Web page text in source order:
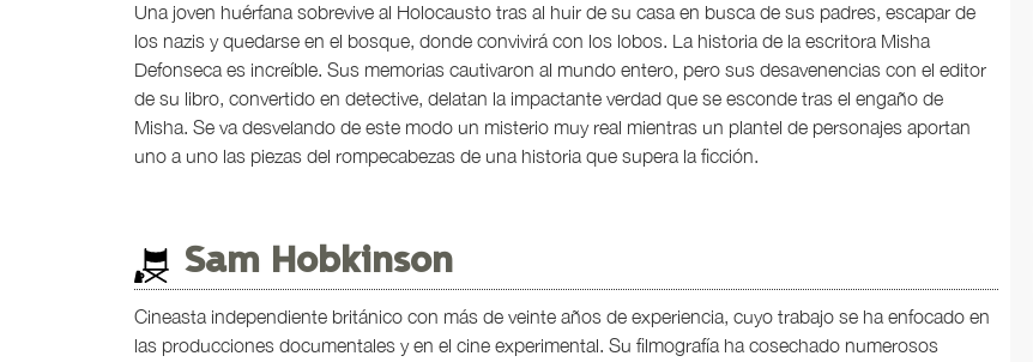
Una joven huérfana sobrevive al Holocausto tras al huir de su casa en busca de sus padres, escapar de
los nazis y quedarse en el bosque, donde convivirá con los lobos. La historia de la escritora Misha
Defonseca es increíble. Sus memorias cautivaron al mundo entero, pero sus desavenencias con el editor
de su libro, convertido en detective, delatan la impactante verdad que se esconde tras el engaño de
Misha. Se va desvelando de este modo un misterio muy real mientras un plantel de personajes aportan
uno a uno las piezas del rompecabezas de una historia que supera la ficción.
Sam Hobkinson
Cineasta independiente británico con más de veinte años de experiencia, cuyo trabajo se ha enfocado en
las producciones documentales y en el cine experimental. Su filmografía ha cosechado numerosos